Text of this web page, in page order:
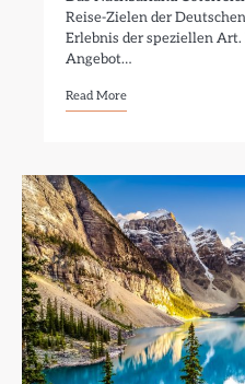
Reise-Zielen der
Erlebnis der speziellen
Angebot…
Read More